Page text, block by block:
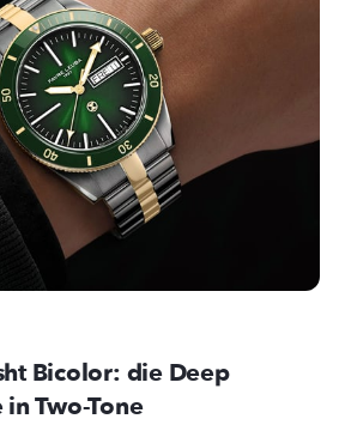
Bicolor: die Deep
Two-Tone